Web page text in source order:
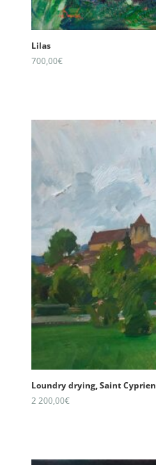
Lilas
700,00€
Loundry drying, Saint Cyprien
2 200,00€